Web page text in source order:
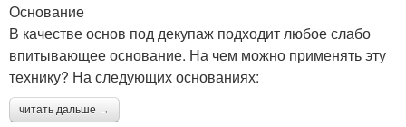
Основание
В качестве основ под декупаж подходит любое слабо
впитывающее основание. На чем можно применять эту
технику? На следующих основаниях:
читать дальше →